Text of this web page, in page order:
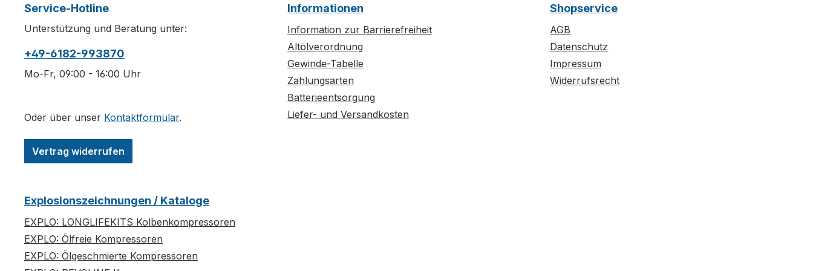
Service-Hotline
Unterstützung und Beratung unter:
+49-6182-993870
Mo-Fr, 09:00 - 16:00 Uhr
Oder über unser Kontaktformular.
Vertrag widerrufen
Informationen
Information zur Barrierefreiheit
Altölverordnung
Gewinde-Tabelle
Zahlungsarten
Batterieentsorgung
Liefer- und Versandkosten
Shopservice
AGB
Datenschutz
Impressum
Widerrufsrecht
Explosionszeichnungen / Kataloge
EXPLO: LONGLIFEKITS Kolbenkompressoren
EXPLO: Ölfreie Kompressoren
EXPLO: Ölgeschmierte Kompressoren